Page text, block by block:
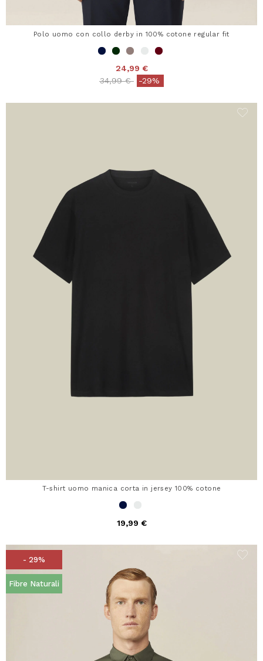
Polo uomo con collo derby in 100% cotone regular fit
24,99 €
Price reduced from
34,99 €to-29%
T-shirt uomo manica corta in jersey 100% cotone
19,99 €
- 29%
Fibre Naturali